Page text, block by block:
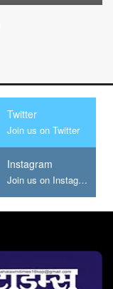
Twitter
Join us on Twitter
Instagram
Join us on Instagram